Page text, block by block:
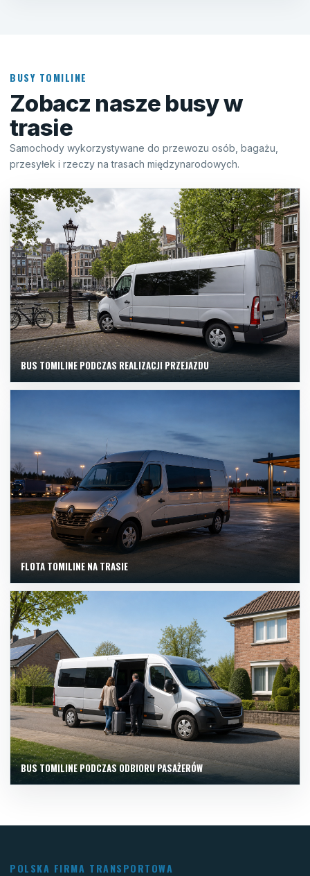
BUSY TOMILINE
Zobacz nasze busy w
trasie
Samochody wykorzystywane do przewozu osób, bagażu,
przesyłek i rzeczy na trasach międzynarodowych.
BUS TOMILINE PODCZAS REALIZACJI PRZEJAZDU
FLOTA TOMILINE NA TRASIE
BUS TOMILINE PODCZAS ODBIORU PASAŻERÓW
POLSKA FIRMA TRANSPORTOWA